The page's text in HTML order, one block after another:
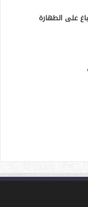
على الطهارة